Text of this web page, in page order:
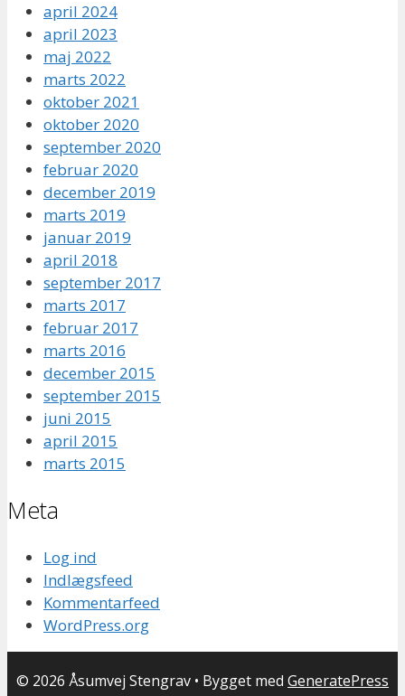
april 2024
april 2023
maj 2022
marts 2022
oktober 2021
oktober 2020
september 2020
februar 2020
december 2019
marts 2019
januar 2019
april 2018
september 2017
marts 2017
februar 2017
marts 2016
december 2015
september 2015
juni 2015
april 2015
marts 2015
Meta
Log ind
Indlægsfeed
Kommentarfeed
WordPress.org
© 2026 Åsumvej Stengrav • Bygget med GeneratePress